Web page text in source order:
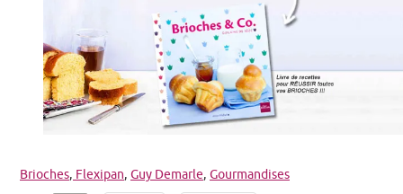
Brioches, Flexipan, Guy Demarle, Gourmandises